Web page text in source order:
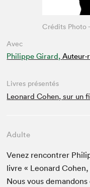
Avec
Philippe Girard,
Crédits Photo
Livres présentés
Leonard Cohen, sur un
Adulte
Venez ren­con­tr­er
livre « Leonard
Nous vous